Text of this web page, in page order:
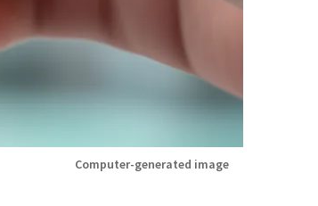
Computer-generated image